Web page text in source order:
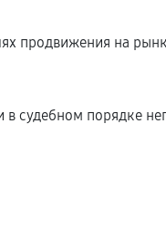
продвижения на
судебном порядке